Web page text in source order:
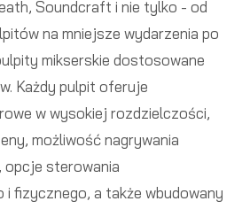
Soundcraft i nie tylko - od
na mniejsze wydarzenia po
mikserskie dostosowane
Każdy pulpit oferuje
w wysokiej rozdzielczości,
możliwość nagrywania
opcje sterowania
i fizycznego, a także wbudowany